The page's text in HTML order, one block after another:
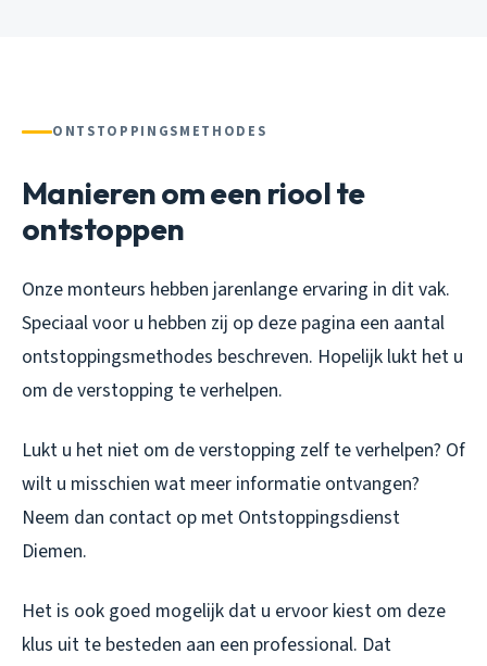
ONTSTOPPINGSMETHODES
Manieren om een riool te
ontstoppen
Onze monteurs hebben jarenlange ervaring in dit vak.
Speciaal voor u hebben zij op deze pagina een aantal
ontstoppingsmethodes beschreven. Hopelijk lukt het u
om de verstopping te verhelpen.
Lukt u het niet om de verstopping zelf te verhelpen? Of
wilt u misschien wat meer informatie ontvangen?
Neem dan contact op met Ontstoppingsdienst
Diemen.
Het is ook goed mogelijk dat u ervoor kiest om deze
klus uit te besteden aan een professional. Dat